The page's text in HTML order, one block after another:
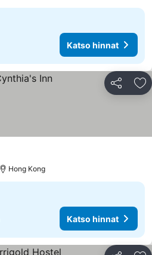
Katso hinnat
Jaa
Hong Kong
Katso hinnat